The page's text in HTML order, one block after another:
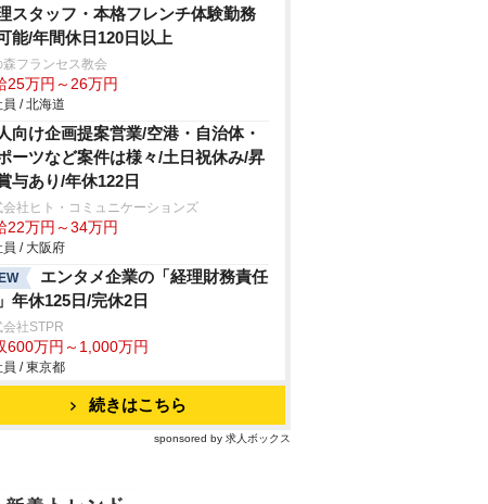
スタッフ・本格フレンチ体験勤務
能/年間休日120日以上
森フランセス教会
25万円～26万円
員 / 北海道
向け企画提案営業/空港・自治体・
ーツなど案件は様々/土日祝休み/昇
与あり/年休122日
会社ヒト・コミュニケーションズ
22万円～34万円
員 / 大阪府
エンタメ企業の「経理財務責任
年休125日/完休2日
会社STPR
600万円～1,000万円
員 / 東京都
続きはこちら
sponsored by 求人ボックス